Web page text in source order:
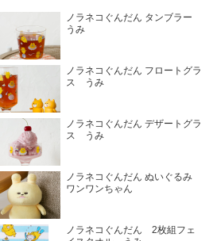
ノラネコぐんだん タンブラー
うみ
ノラネコぐんだん フロートグラ
ス うみ
ノラネコぐんだん デザートグラ
ス うみ
ノラネコぐんだん ぬいぐるみ
ワンワンちゃん
ノラネコぐんだん 2枚組フェ